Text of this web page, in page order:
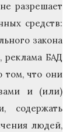
разрешает
средств:
закона
реклама БАД
том, что они
и (или)
содержать
людей,